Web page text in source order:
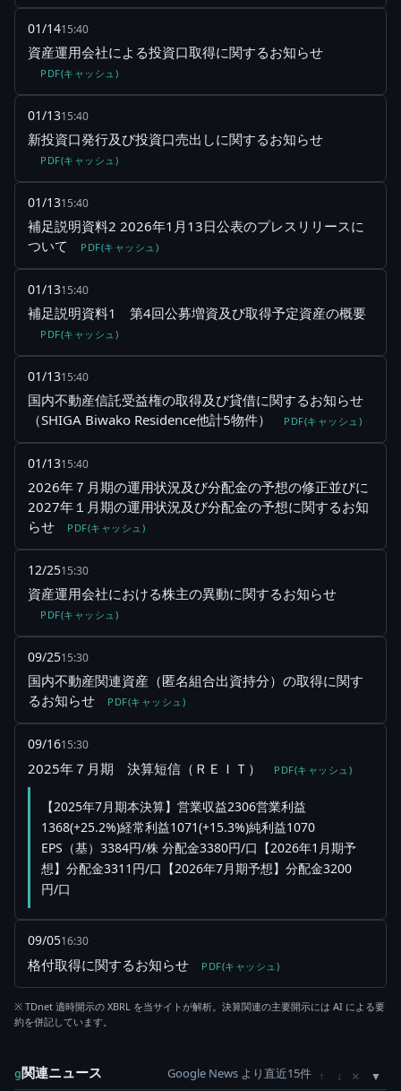
01/1415:40
資産運用会社による投資口取得に関するお知らせ
PDF(キャッシュ)
01/1315:40
新投資口発行及び投資口売出しに関するお知らせ
PDF(キャッシュ)
01/1315:40
補足説明資料2 2026年1月13日公表のプレスリリースに
ついて
PDF(キャッシュ)
01/1315:40
補足説明資料1 第4回公募増資及び取得予定資産の概要
PDF(キャッシュ)
01/1315:40
国内不動産信託受益権の取得及び貸借に関するお知らせ
（SHIGA Biwako Residence他計5物件）
PDF(キャッシュ)
01/1315:40
2026年７月期の運用状況及び分配金の予想の修正並びに
2027年１月期の運用状況及び分配金の予想に関するお知
らせ
PDF(キャッシュ)
12/2515:30
資産運用会社における株主の異動に関するお知らせ
PDF(キャッシュ)
09/2515:30
国内不動産関連資産（匿名組合出資持分）の取得に関す
るお知らせ
PDF(キャッシュ)
09/1615:30
2025年７月期 決算短信（ＲＥＩＴ） PDF(キャッシュ)
【2025年7月期本決算】営業収益2306営業利益
1368(+25.2%)経常利益1071(+15.3%)純利益1070
EPS（基）3384円/株 分配金3380円/口【2026年1月期予
想】分配金3311円/口【2026年7月期予想】分配金3200
円/口
09/0516:30
格付取得に関するお知らせ PDF(キャッシュ)
※ TDnet 適時開示の XBRL を当サイトが解析。決算関連の主要開示には AI による要
約を併記しています。
g関連ニュース Google News より直近15件 ↑ ↓ ×